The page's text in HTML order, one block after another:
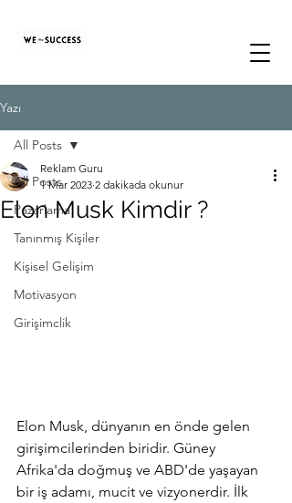
Yazı
All Posts
Pazarlama
Tanınmış Kişiler
Kişisel Gelişim
Motivasyon
Girişimclik
All Posts
Elon Musk Kimdir ?
Reklam Guru
1 Mar 2023 2 dakikada okunur
Elon Musk, dünyanın en önde gelen
girişimcilerinden biridir. Güney
Afrika'da doğmuş ve ABD'de yaşayan
bir iş adamı, mucit ve vizyonerdir. İlk